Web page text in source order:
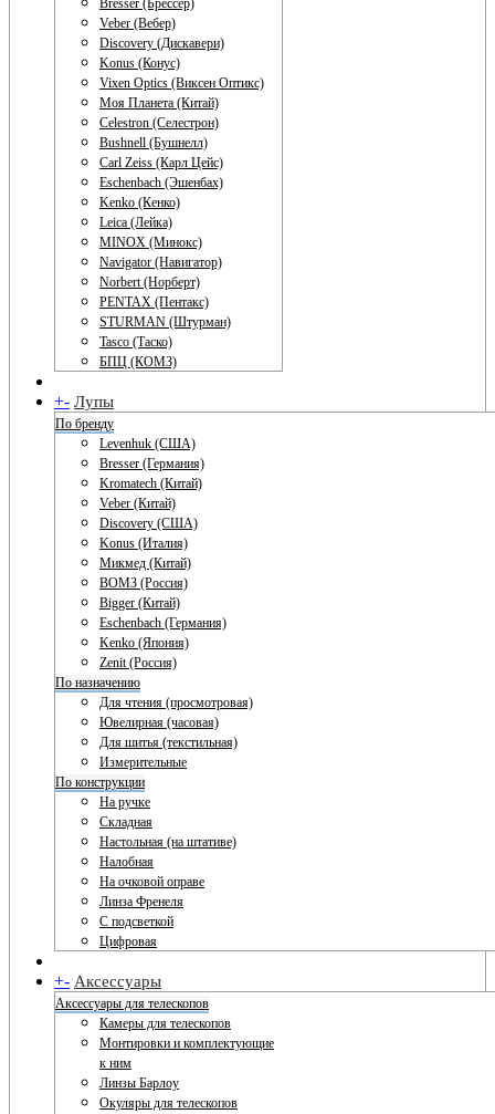
Bresser (Брессер)
Veber (Вебер)
Discovery (Дискавери)
Konus (Конус)
Vixen Optics (Виксен Оптикс)
Моя Планета (Китай)
Celestron (Селестрон)
Bushnell (Бушнелл)
Carl Zeiss (Карл Цейс)
Eschenbach (Эшенбах)
Kenko (Кенко)
Leica (Лейка)
MINOX (Минокс)
Navigator (Навигатор)
Norbert (Норберт)
PENTAX (Пентакс)
STURMAN (Штурман)
Tasco (Таско)
БПЦ (КОМЗ)
+- Лупы
По бренду
Levenhuk (США)
Bresser (Германия)
Kromatech (Китай)
Veber (Китай)
Discovery (США)
Konus (Италия)
Микмед (Китай)
ВОМЗ (Россия)
Bigger (Китай)
Eschenbach (Германия)
Kenko (Япония)
Zenit (Россия)
По назначению
Для чтения (просмотровая)
Ювелирная (часовая)
Для шитья (текстильная)
Измерительные
По конструкции
На ручке
Складная
Настольная (на штативе)
Налобная
На очковой оправе
Линза Френеля
С подсветкой
Цифровая
+- Аксессуары
Аксессуары для телескопов
Камеры для телескопов
Монтировки и комплектующие
к ним
Линзы Барлоу
Окуляры для телескопов